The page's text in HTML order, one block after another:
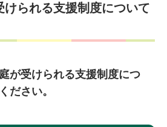
けられる支援制度について
が受けられる支援制度につ
ださい。